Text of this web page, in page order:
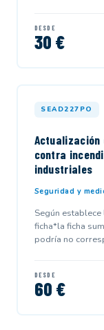
DESDE
30 €
SEAD227PO
Actualización
contra
industriales
Seguridad y
Según
ficha*la ficha
podría no
DESDE
60 €